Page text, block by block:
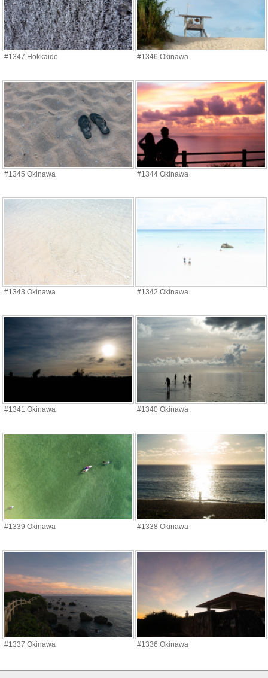
#1347 Hokkaido #1346 Okinawa
#1345 Okinawa #1344 Okinawa
#1343 Okinawa #1342 Okinawa
#1341 Okinawa #1340 Okinawa
#1339 Okinawa #1338 Okinawa
#1337 Okinawa #1336 Okinawa